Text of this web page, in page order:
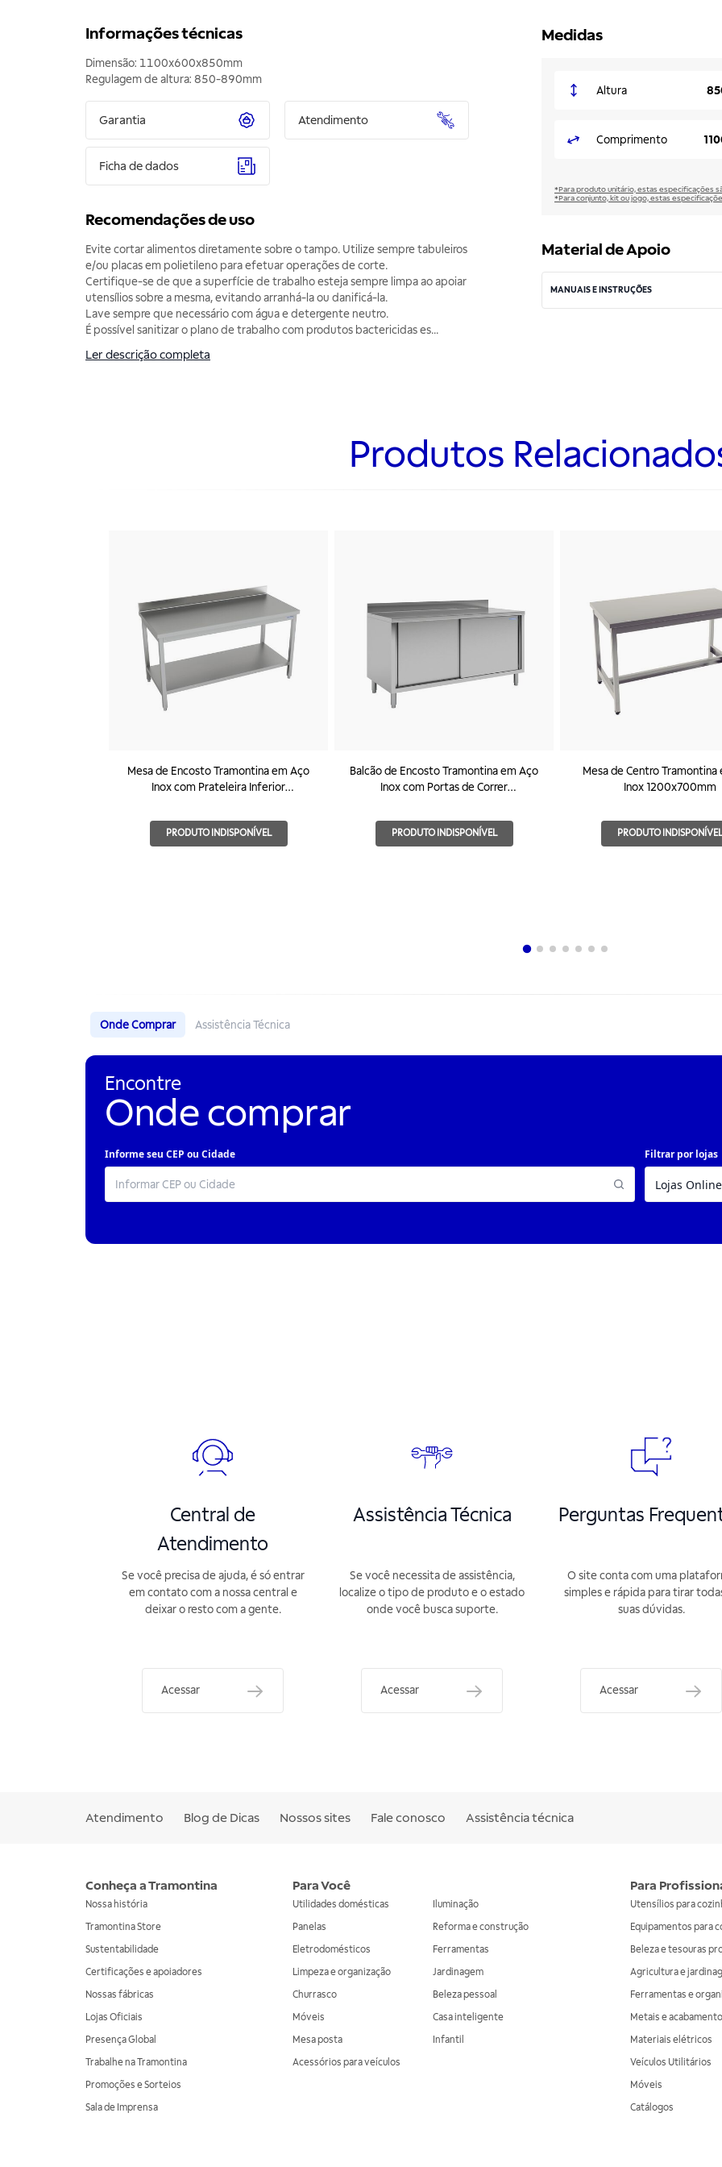
Informações técnicas
Dimensão: 1100x600x850mm
Regulagem de altura: 850-890mm
Garantia Atendimento
Ficha de dados
Recomendações de uso
Evite cortar alimentos diretamente sobre o tampo. Utilize sempre tabuleiros
e/ou placas em polietileno para efetuar operações de corte.
Certifique-se de que a superfície de trabalho esteja sempre limpa ao apoiar
utensílios sobre a mesma, evitando arranhá-la ou danificá-la.
Lave sempre que necessário com água e detergente neutro.
É possível sanitizar o plano de trabalho com produtos bactericidas es...
Ler descrição completa
Medidas
Altura
Comprimento
*Para produto unitário, estas especificações
*Para conjunto, kit ou jogo, estas
Material de Apoio
MANUAIS E INSTRUÇÕES
Produtos
Mesa de Encosto Tramontina em Aço
Inox com Prateleira Inferior
PRODUTO INDISPONÍVEL
Balcão de Encosto Tramontina em Aço
Inox com Portas de Correr
PRODUTO INDISPONÍVEL
Mesa de Centro Tramontina
Inox 1200x700mm
PRODUTO INDISPONÍVEL
Onde Comprar Assistência Técnica
Encontre
Onde comprar
Informe seu CEP ou Cidade Filtrar por lojas
Central de
Atendimento
Se você precisa de ajuda, é só entrar
em contato com a nossa central e
deixar o resto com a gente.
Acessar
Assistência Técnica
Se você necessita de assistência,
localize o tipo de produto e o estado
onde você busca suporte.
Acessar
Perguntas
O site conta com uma
simples e rápida para tirar
suas dúvidas.
Acessar
Atendimento Blog de Dicas Nossos sites Fale conosco Assistência técnica
Conheça a Tramontina
Nossa história
Tramontina Store
Sustentabilidade
Certificações e apoiadores
Nossas fábricas
Lojas Oficiais
Presença Global
Trabalhe na Tramontina
Promoções e Sorteios
Sala de Imprensa
Para Você
Utilidades domésticas
Panelas
Eletrodomésticos
Limpeza e organização
Churrasco
Móveis
Mesa posta
Acessórios para veículos
Iluminação
Reforma e construção
Ferramentas
Jardinagem
Beleza pessoal
Casa inteligente
Infantil
Para
Utensílios para
Equipamentos para
Beleza e tesouras
Agricultura e
Ferramentas e
Metais e
Materiais elétricos
Veículos Utilitários
Móveis
Catálogos